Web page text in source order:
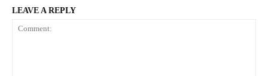
LEAVE A REPLY